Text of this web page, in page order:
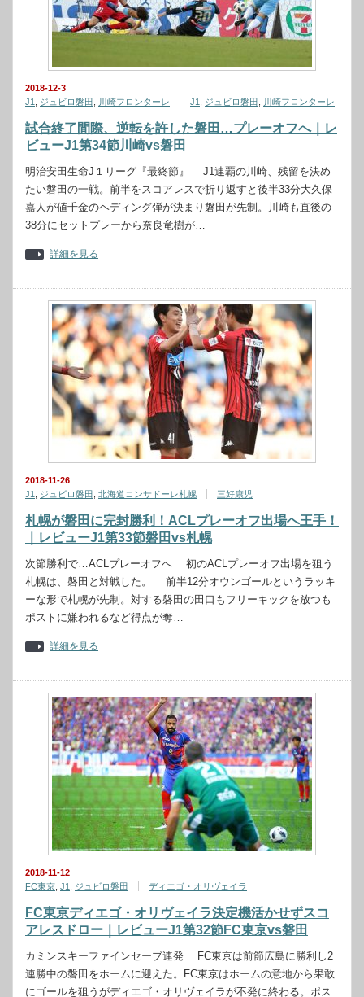
2018-12-3
J1
ジュビロ磐田 川崎フロンターレ J1 ジュビロ磐田 川崎フロンターレ
試合終了間際、逆転を許した磐田…プレーオフへ｜レ
ビューJ1第34節川崎vs磐田
明治安田生命J１リーグ『最終節』 J1連覇の川崎、残留を決め
たい磐田の一戦。前半をスコアレスで折り返すと後半33分大久保
嘉人が値千金のヘディング弾が決まり磐田が先制。川崎も直後の
38分にセットプレーから奈良竜樹が…
詳細を見る
2018-11-26
J1
ジュビロ磐田 北海道コンサドーレ札幌 三好康児
札幌が磐田に完封勝利！ACLプレーオフ出場へ王手！
｜レビューJ1第33節磐田vs札幌
次節勝利で…ACLプレーオフへ 初のACLプレーオフ出場を狙う
札幌は、磐田と対戦した。 前半12分オウンゴールというラッキ
ーな形で札幌が先制。対する磐田の田口もフリーキックを放つも
ポストに嫌われるなど得点が奪…
詳細を見る
2018-11-12
FC東京 J1 ジュビロ磐田 ディエゴ・オリヴェイラ
FC東京ディエゴ・オリヴェイラ決定機活かせずスコ
アレスドロー｜レビューJ1第32節FC東京vs磐田
カミンスキーファインセーブ連発 FC東京は前節広島に勝利し2
連勝中の磐田をホームに迎えた。FC東京はホームの意地から果敢
にゴールを狙うがディエゴ・オリヴェイラが不発に終わる。ポス